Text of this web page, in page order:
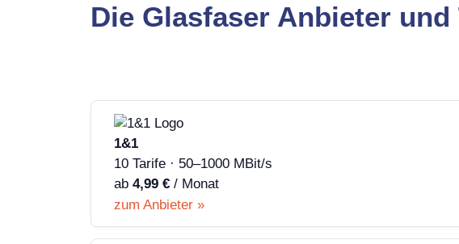
Die Glasfaser Anbieter
1&1
10 Tarife · 50–1000 MBit/s
ab 4,99 € / Monat
zum Anbieter »